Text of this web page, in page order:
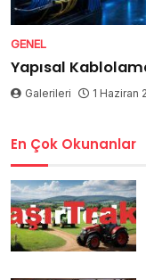
GENEL
Yapısal
Galerileri 1 Haziran
En Çok Okunanlar